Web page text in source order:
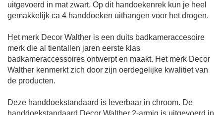
uitgevoerd in mat zwart. Op dit handoekenrek kun je heel
gemakkelijk ca 4 handdoeken uithangen voor het drogen.
Het merk Decor Walther is een duits badkameraccesoire
merk die al tientallen jaren eerste klas
badkameraccessoires ontwerpt en maakt. Het merk Decor
Walther kenmerkt zich door zijn oerdegelijke kwalitiet van
de producten.
Deze handdoekstandaard is leverbaar in chroom. De